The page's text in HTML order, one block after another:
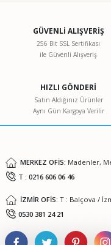
Görüş ve önerileriniz
Ürün resmi kalitesiz,
Ürün bilgilerinde
Ürün fiyatı diğer
GÜVENLİ ALIŞVERİŞ
256 Bit SSL Sertifikası
ile Güvenli Alışveriş
HIZLI GÖNDERİ
Satın Aldığınız Ürünler
Aynı Gün Kargoya Verilir
MERKEZ OFİS: Madenler,
T : 0216 606 06 46
İZMİR OFİS: T : Balçova /
0530 381 24 21